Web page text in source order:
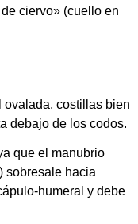
ciervo» (cuello en
ovalada, costillas bien
debajo de los codos.
que el manubrio
sobresale hacia
humeral y debe